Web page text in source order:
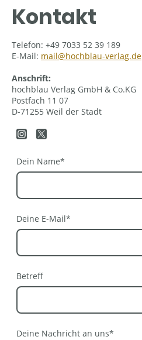
Kontakt
Telefon: +49 7033 52 39 189
E-Mail: mail@hochblau-verlag.de
Anschrift:
hochblau Verlag GmbH & Co.KG
Postfach 11 07
D-71255 Weil der Stadt
Dein Name*
Deine E-Mail*
Betreff
Deine Nachricht an uns*